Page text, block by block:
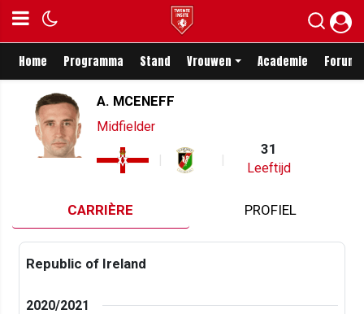
Home Programma Stand Vrouwen Academie Forum
A. MCENEFF
Midfielder
31
Leeftijd
CARRIÈRE PROFIEL
Republic of Ireland
2020/2021